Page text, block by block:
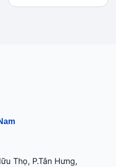
150.000 ₫.
là:
Thọ, P.Tân Hưng,